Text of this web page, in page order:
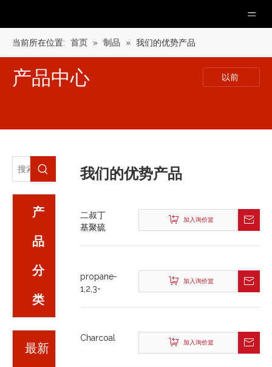
当前所在位置: 首页 » 制品 » 我们的优势产品
产品中心 以前
产
品
分
类
最新
我们的优势产品
二叔丁
基聚硫
加入询价篮
propane-
1,2,3-
加入询价篮
Charcoal 加入询价篮